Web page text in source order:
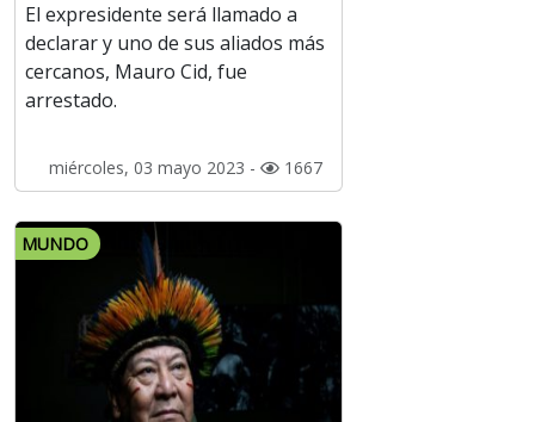
El expresidente será llamado a
declarar y uno de sus aliados más
cercanos, Mauro Cid, fue
arrestado.
miércoles, 03 mayo 2023 - 1667
MUNDO